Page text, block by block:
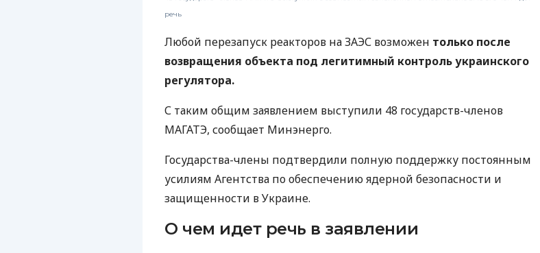
речь
Любой перезапуск реакторов на ЗАЭС возможен только после
возвращения объекта под легитимный контроль украинского
регулятора.
С таким общим заявлением выступили 48 государств-членов
МАГАТЭ, сообщает Минэнерго.
Государства-члены подтвердили полную поддержку постоянным
усилиям Агентства по обеспечению ядерной безопасности и
защищенности в Украине.
О чем идет речь в заявлении